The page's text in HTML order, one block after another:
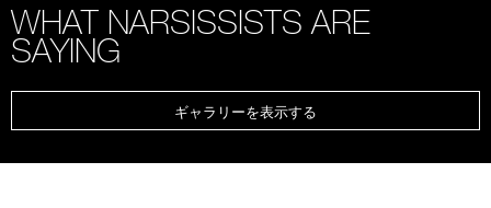
WHAT NARSISSISTS ARE
SAYING
ギャラリーを表示する